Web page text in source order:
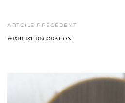
ARTCILE PRÉCÉDENT
WISHLIST DÉCORATION